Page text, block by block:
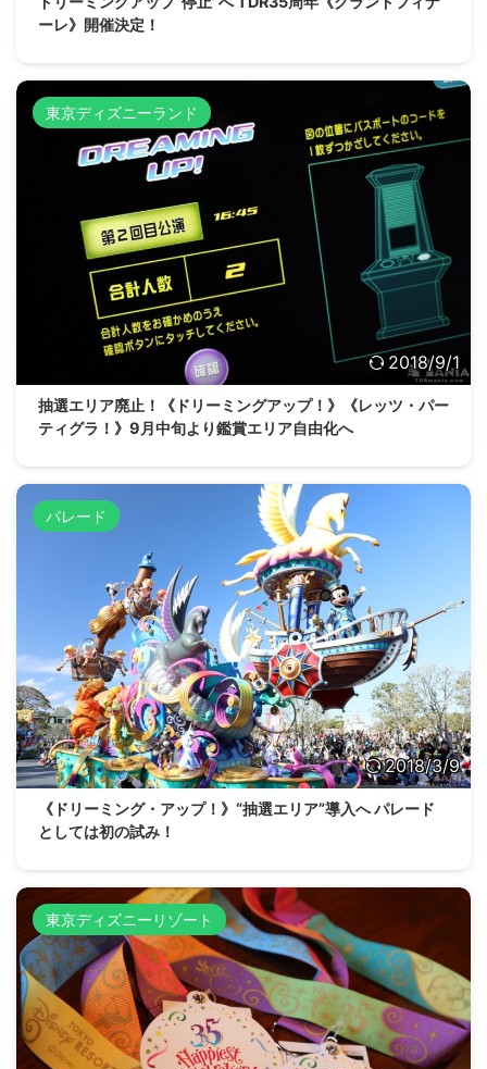
ーレ》開催決定！
東京ディズニーランド
2018/9/1
抽選エリア廃止！《ドリーミングアップ！》《レッツ・パー
ティグラ！》9月中旬より鑑賞エリア自由化へ
パレード
2018/3/9
《ドリーミング・アップ！》“抽選エリア”導入へ パレード
としては初の試み！
東京ディズニーリゾート